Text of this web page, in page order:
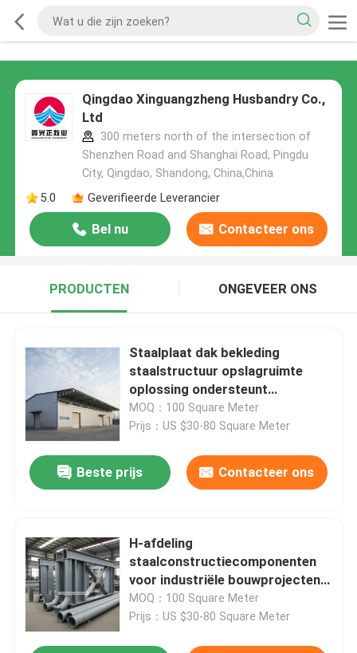
Qingdao Xinguangzheng Husbandry Co.,
Ltd
300 meters north of the intersection of
Shenzhen Road and Shanghai Road, Pingdu
City, Qingdao, Shandong, China,China
5.0
Geverifieerde Leverancier
Bel nu Contacteer ons
PRODUCTEN ONGEVEER ONS
Staalplaat dak bekleding
staalstructuur opslagruimte
oplossing ondersteunt
sneeuwbelasting 30 tot 200 kg
per vierkante meter ideaal voor
MOQ：100 Square Meter
Prijs：US $30-80 Square Meter
Beste prijs Contacteer ons
H-afdeling
staalconstructiecomponenten
voor industriële bouwprojecten
Duurzaam
MOQ：100 Square Meter
Prijs：US $30-80 Square Meter